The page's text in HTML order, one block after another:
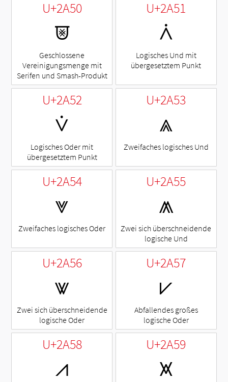
U+2A50
⩐
Geschlossene
Vereinigungsmenge mit
Serifen und Smash-Produkt
U+2A51
⩑
Logisches Und mit
übergesetztem Punkt
U+2A52
⩒
Logisches Oder mit
übergesetztem Punkt
U+2A53
⩓
Zweifaches logisches Und
U+2A54
⩔
Zweifaches logisches Oder
U+2A55
⩕
Zwei sich überschneidende
logische Und
U+2A56
⩖
Zwei sich überschneidende
logische Oder
U+2A57
⩗
Abfallendes großes
logische Oder
U+2A58
⩘
U+2A59
⩙